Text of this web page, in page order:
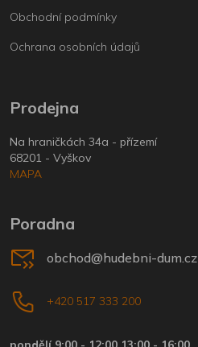
Obchodní podmínky
Ochrana osobních údajů
Prodejna
Na hraničkách 34a - přízemí
68201 - Vyškov
MAPA
Poradna
obchod@hudebni-dum.cz
+420 517 333 200